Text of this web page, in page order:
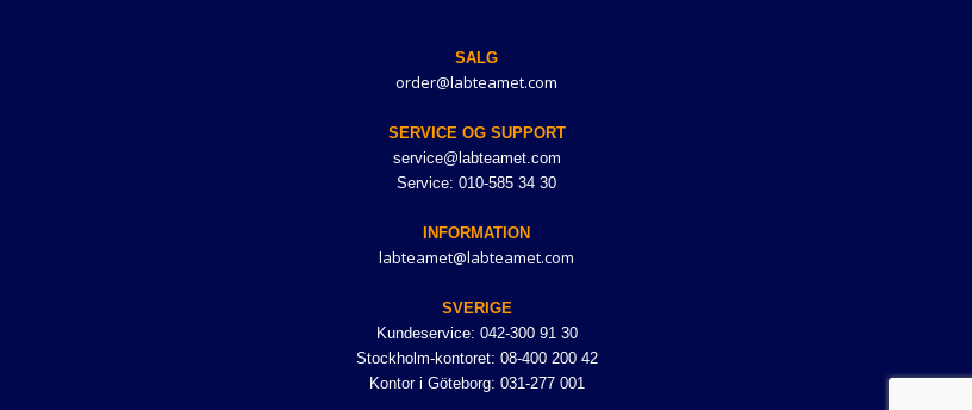
SALG
order@labteamet.com
SERVICE OG SUPPORT
service@labteamet.com
Service: 010-585 34 30
INFORMATION
labteamet@labteamet.com
SVERIGE
Kundeservice: 042-300 91 30
Stockholm-kontoret: 08-400 200 42
Kontor i Göteborg: 031-277 001